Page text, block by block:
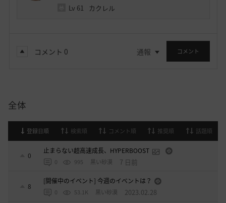
Lv 61 カクレル
コメント 0 通報 コメント
全体
登録日順 検索順 コメント順 推奨順 話題順
0
止まらない超高速成長、HYPERBOOST
0 995 黒い砂漠 7 日前
8
[開催中のイベント] 今週のイベントは？
0 53.1K 黒い砂漠 2023.02.28